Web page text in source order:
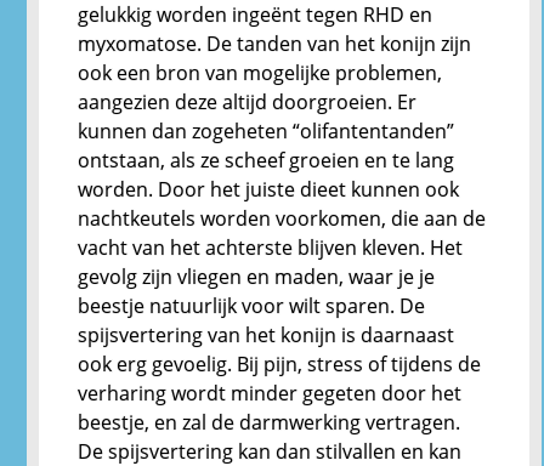
gelukkig worden ingeënt tegen RHD en
myxomatose. De tanden van het konijn zijn
ook een bron van mogelijke problemen,
aangezien deze altijd doorgroeien. Er
kunnen dan zogeheten “olifantentanden”
ontstaan, als ze scheef groeien en te lang
worden. Door het juiste dieet kunnen ook
nachtkeutels worden voorkomen, die aan de
vacht van het achterste blijven kleven. Het
gevolg zijn vliegen en maden, waar je je
beestje natuurlijk voor wilt sparen. De
spijsvertering van het konijn is daarnaast
ook erg gevoelig. Bij pijn, stress of tijdens de
verharing wordt minder gegeten door het
beestje, en zal de darmwerking vertragen.
De spijsvertering kan dan stilvallen en kan